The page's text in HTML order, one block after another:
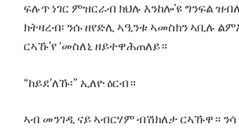
ፍሉጥ ነገር ምዝርራብ ክህሉ እንከሎ’ዩ ግንፍል
ክትዛረብ፡ ንሱ ዘየድሊ ኣዒንቱ ኣመስክን ኣቢሉ
ርኣኹ’የ ‘መስለኒ ዘይተዋሕጠለይ።
“ከይደ’ለኹ፡” ኢለዮ ዕርብ።
ኣብ መንገዲ ናይ ኣብርሃም ብሽክለታ ርኣኹዋ።